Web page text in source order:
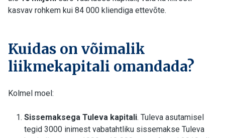
kasvav rohkem kui 84 000 kliendiga ettevõte.
Kuidas on võimalik
liikmekapitali omandada?
Kolmel moel:
Sissemaksega Tuleva kapitali. Tuleva asutamisel
tegid 3000 inimest vabatahtliku sissemakse Tuleva